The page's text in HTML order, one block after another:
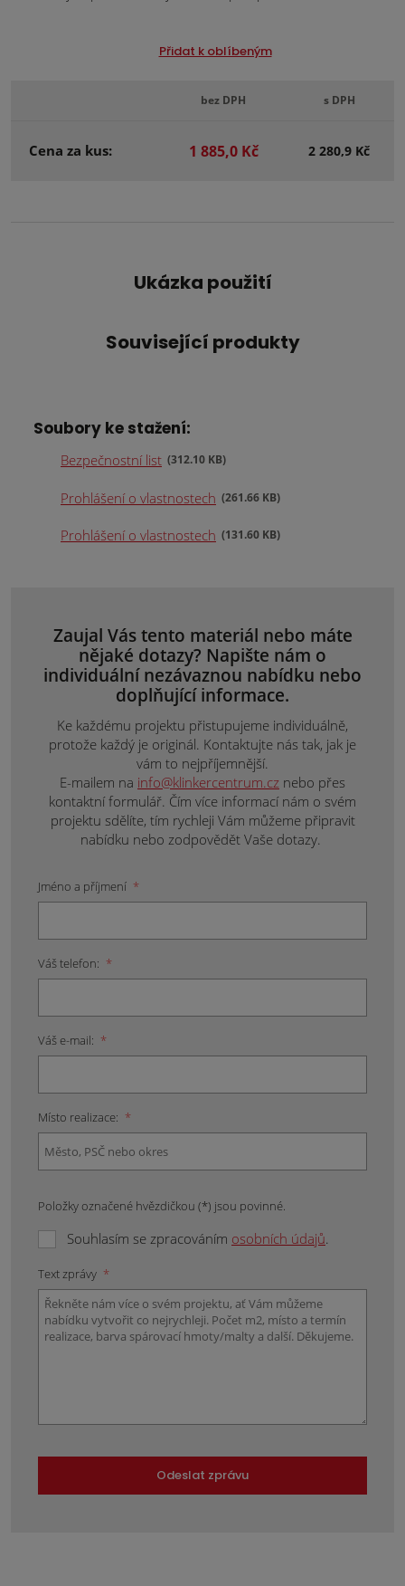
Přidat k oblíbeným
bez DPH s DPH
Cena za kus: 1 885,0 Kč 2 280,9 Kč
Ukázka použití
Související produkty
Soubory ke stažení:
Bezpečnostní list 312.10 KB
Prohlášení o vlastnostech 261.66 KB
Prohlášení o vlastnostech 131.60 KB
Zaujal Vás tento materiál nebo máte
nějaké dotazy? Napište nám o
individuální nezávaznou nabídku nebo
doplňující informace.
Ke každému projektu přistupujeme individuálně,
protože každý je originál. Kontaktujte nás tak, jak je
vám to nejpříjemnější.
E-mailem na info@klinkercentrum.cz nebo přes
kontaktní formulář. Čím více informací nám o svém
projektu sdělíte, tím rychleji Vám můžeme připravit
nabídku nebo zodpovědět Vaše dotazy.
Jméno a příjmení *
Váš telefon: *
Váš e-mail: *
Místo realizace: *
Položky označené hvězdičkou (*) jsou povinné.
Souhlasím se zpracováním osobních údajů.
Text zprávy *
Odeslat zprávu